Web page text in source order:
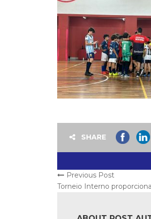
SHARE
Previous Post
Torneio Interno